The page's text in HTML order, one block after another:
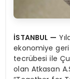
İSTANBUL —
ekonomiye geri
tecrübesi ile
olan Atkasan